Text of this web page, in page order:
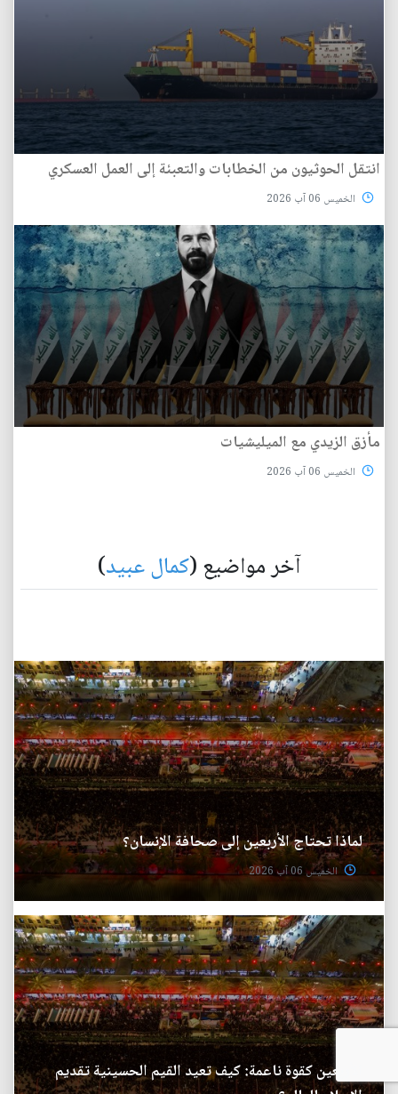
انتقل الحوثيون من الخطابات والتعبئة إلى العمل العسكري
الخميس 06 آب 2026
مأزق الزيدي مع الميليشيات
الخميس 06 آب 2026
آخر مواضيع (كمال عبيد)
لماذا تحتاج الأربعين إلى صحافة الإنسان؟
الخميس 06 آب 2026
الأربعين كقوة ناعمة: كيف تعيد القيم الحسينية تقديم